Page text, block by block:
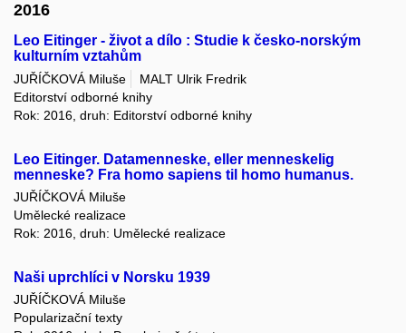
2016
Leo Eitinger - život a dílo : Studie k česko-norským
kulturním vztahům
JUŘÍČKOVÁ Miluše
MALT Ulrik Fredrik
Editorství odborné knihy
Rok: 2016, druh: Editorství odborné knihy
Leo Eitinger. Datamenneske, eller menneskelig
menneske? Fra homo sapiens til homo humanus.
JUŘÍČKOVÁ Miluše
Umělecké realizace
Rok: 2016, druh: Umělecké realizace
Naši uprchlíci v Norsku 1939
JUŘÍČKOVÁ Miluše
Popularizační texty